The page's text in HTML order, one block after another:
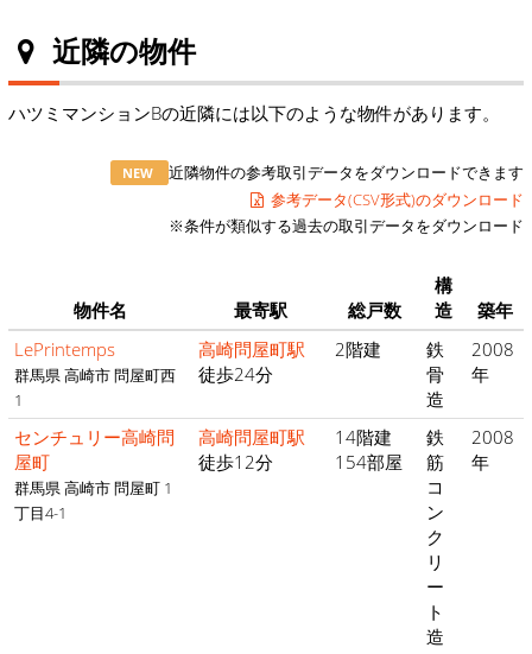
近隣の物件
ハツミマンションBの近隣には以下のような物件があります。
NEW
近隣物件の参考取引データをダウンロードできます
参考データ(CSV形式)のダウンロード
※条件が類似する過去の取引データをダウンロード
物件名 最寄駅 総戸数
構
造
築年
LePrintemps
群馬県 高崎市 問屋町西
1
高崎問屋町駅
徒歩24分
2階建
鉄
骨
造
2008
年
センチュリー高崎問
屋町
群馬県 高崎市 問屋町 1
丁目4-1
高崎問屋町駅
徒歩12分
14階建
154部屋
鉄
筋
コ
ン
ク
リ
ー
ト
造
2008
年